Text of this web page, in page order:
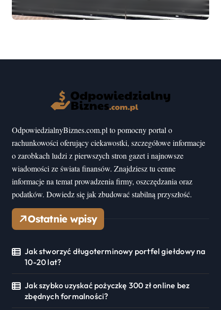
mogłeś nie wiedzieć
OdpowiedzialnyBiznes.com.pl to pomocny portal o
rachunkowości oferujący ciekawostki, szczegółowe informacje
o zarobkach ludzi z pierwszych stron gazet i najnowsze
wiadomości ze świata finansów. Znajdziesz tu cenne
informacje na temat prowadzenia firmy, oszczędzania oraz
podatków. Dowiedz się jak zbudować stabilną przyszłość.
Ostatnie wpisy
Jak stworzyć długoterminowy portfel giełdowy na
10-20 lat?
Jak szybko uzyskać pożyczkę 300 zł online bez
zbędnych formalności?